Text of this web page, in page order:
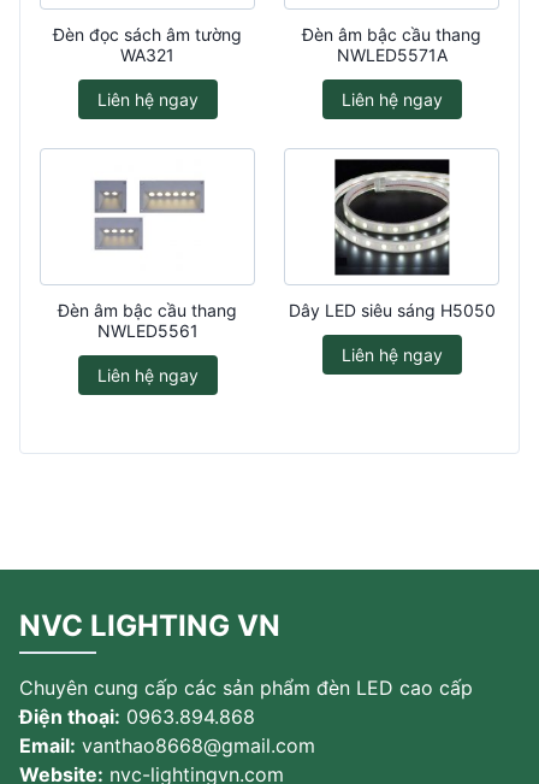
Đèn đọc sách âm tường
WA321
Liên hệ ngay
Đèn âm bậc cầu thang
NWLED5571A
Liên hệ ngay
Đèn âm bậc cầu thang
NWLED5561
Liên hệ ngay
Dây LED siêu sáng H5050
Liên hệ ngay
NVC LIGHTING VN
Chuyên cung cấp các sản phẩm đèn LED cao cấp
Điện thoại: 0963.894.868
Email: vanthao8668@gmail.com
Website: nvc-lightingvn.com